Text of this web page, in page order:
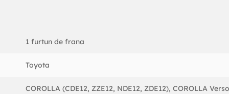
1 furtun de frana
Toyota
COROLLA (CDE12, ZZE12, NDE12, ZDE12), COROLLA Verso